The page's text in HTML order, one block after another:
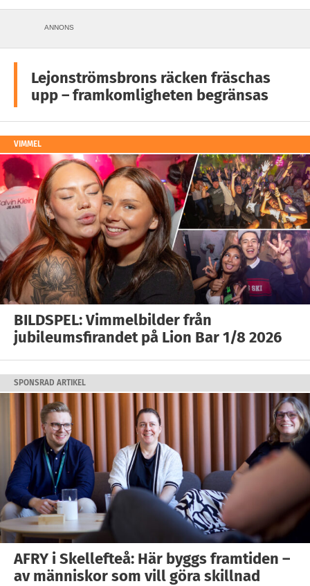
ANNONS
Lejonströmsbrons räcken fräschas
upp – framkomligheten begränsas
VIMMEL
BILDSPEL: Vimmelbilder från
jubileumsfirandet på Lion Bar 1/8 2026
SPONSRAD ARTIKEL
AFRY i Skellefteå: Här byggs framtiden –
av människor som vill göra skillnad